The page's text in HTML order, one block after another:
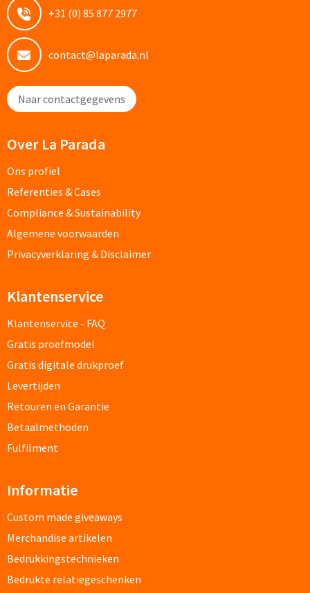
Custom made memoblaadjes
Custom made muismatten
Kantoor artikelen
Bureaulampen bedrukken
Linialen bedrukken
Muismatten bedrukken
Papier- & Memohouders bedrukken
Pen etui's bedrukken
Pennenhouders bedrukken
Overige bureau artikelen
Paraplu's & Poncho's
Paraplu's
Handmatige paraplu's bedrukken
Automatische paraplu's bedrukken
Stormparaplu's bedrukken
+31 (0) 85 877 2977
contact@laparada.nl
Naar contactgegevens
Over La Parada
Ons profiel
Referenties & Cases
Compliance & Sustainability
Algemene voorwaarden
Privacyverklaring & Disclaimer
Klantenservice
Klantenservice - FAQ
Gratis proefmodel
Gratis digitale drukproef
Levertijden
Retouren en Garantie
Betaalmethoden
Fulfilment
Informatie
Custom made giveaways
Merchandise artikelen
Bedrukkingstechnieken
Bedrukte relatiegeschenken